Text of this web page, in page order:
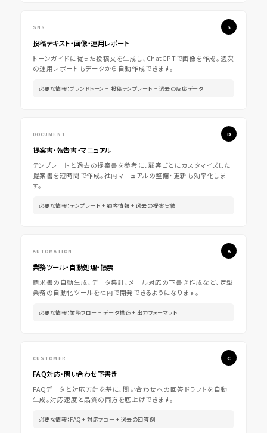
SNS
投稿テキスト・画像・運用レポート
トーンガイドに従った投稿文を生成し、ChatGPTで画像を作成。週次
の運用レポートもデータから自動作成できます。
必要な情報：ブランドトーン + 投稿テンプレート + 過去の反応データ
DOCUMENT
提案書・報告書・マニュアル
テンプレートと過去の提案書を参考に、顧客ごとにカスタマイズした
提案書を短時間で作成。社内マニュアルの整備・更新も効率化しま
す。
必要な情報：テンプレート + 顧客情報 + 過去の提案実績
AUTOMATION
業務ツール・自動処理・帳票
請求書の自動生成、データ集計、メール対応の下書き作成など、定型
業務の自動化ツールを社内で開発できるようになります。
必要な情報：業務フロー + データ構造 + 出力フォーマット
CUSTOMER
FAQ対応・問い合わせ下書き
FAQデータと対応方針を基に、問い合わせへの回答ドラフトを自動
生成。対応速度と品質の両方を底上げできます。
必要な情報：FAQ + 対応フロー + 過去の回答例